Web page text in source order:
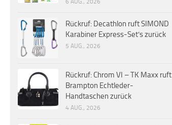
6 AUG., 2026
Rückruf: Decathlon ruft SIMOND
Karabiner Express-Set’s zurück
5 AUG., 2026
Rückruf: Chrom VI – TK Maxx ruft
Brampton Echtleder-
Handtaschen zurück
4 AUG., 2026